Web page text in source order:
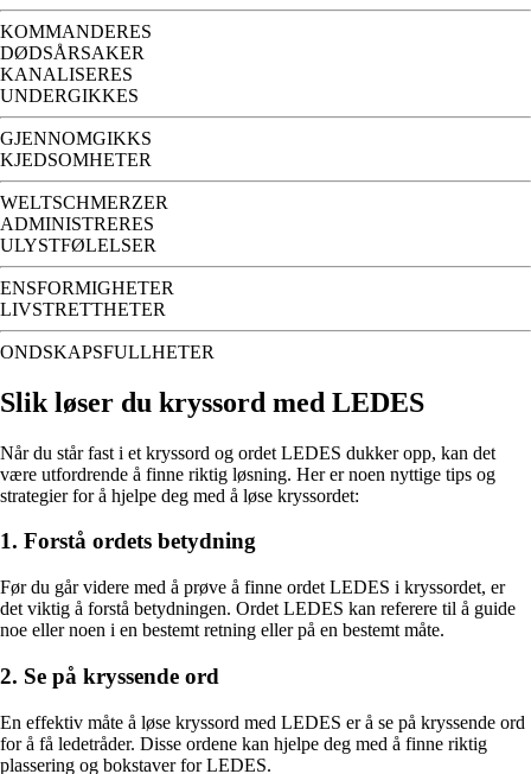
KOMMANDERES
DØDSÅRSAKER
KANALISERES
UNDERGIKKES
GJENNOMGIKKS
KJEDSOMHETER
WELTSCHMERZER
ADMINISTRERES
ULYSTFØLELSER
ENSFORMIGHETER
LIVSTRETTHETER
ONDSKAPSFULLHETER
Slik løser du kryssord med LEDES
Når du står fast i et kryssord og ordet LEDES dukker opp, kan det
være utfordrende å finne riktig løsning. Her er noen nyttige tips og
strategier for å hjelpe deg med å løse kryssordet:
1. Forstå ordets betydning
Før du går videre med å prøve å finne ordet LEDES i kryssordet, er
det viktig å forstå betydningen. Ordet LEDES kan referere til å guide
noe eller noen i en bestemt retning eller på en bestemt måte.
2. Se på kryssende ord
En effektiv måte å løse kryssord med LEDES er å se på kryssende ord
for å få ledetråder. Disse ordene kan hjelpe deg med å finne riktig
plassering og bokstaver for LEDES.